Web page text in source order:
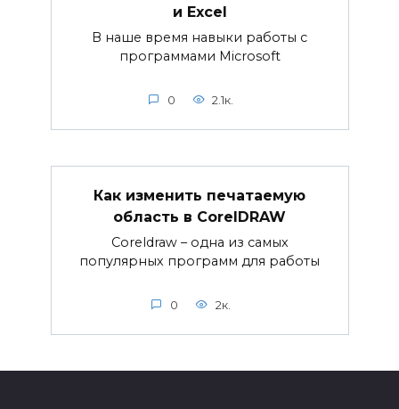
и Excel
В наше время навыки работы с
программами Microsoft
0 2.1к.
Как изменить печатаемую
область в CorelDRAW
Coreldraw – одна из самых
популярных программ для работы
0 2к.